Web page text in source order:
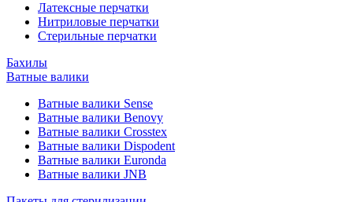
Латексные перчатки
Нитриловые перчатки
Стерильные перчатки
Бахилы
Ватные валики
Ватные валики Sense
Ватные валики Benovy
Ватные валики Crosstex
Ватные валики Dispodent
Ватные валики Euronda
Ватные валики JNB